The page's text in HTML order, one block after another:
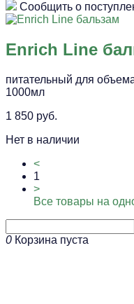
Сообщить о
Enrich Line
питательный для
1000мл
1 850 руб.
Нет в наличии
<
1
>
Все товары на
0 Корзина пуста